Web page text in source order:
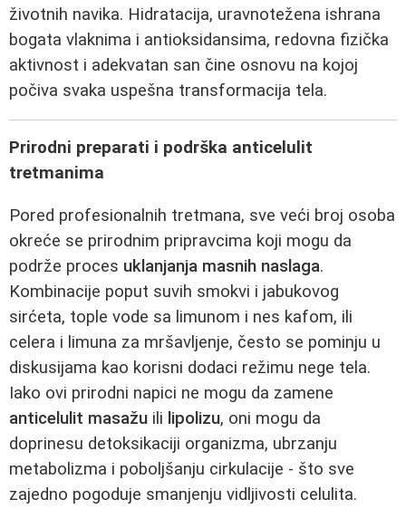
životnih navika. Hidratacija, uravnotežena ishrana
bogata vlaknima i antioksidansima, redovna fizička
aktivnost i adekvatan san čine osnovu na kojoj
počiva svaka uspešna transformacija tela.
Prirodni preparati i podrška anticelulit
tretmanima
Pored profesionalnih tretmana, sve veći broj osoba
okreće se prirodnim pripravcima koji mogu da
podrže proces uklanjanja masnih naslaga.
Kombinacije poput suvih smokvi i jabukovog
sirćeta, tople vode sa limunom i nes kafom, ili
celera i limuna za mršavljenje, često se pominju u
diskusijama kao korisni dodaci režimu nege tela.
Iako ovi prirodni napici ne mogu da zamene
anticelulit masažu ili lipolizu, oni mogu da
doprinesu detoksikaciji organizma, ubrzanju
metabolizma i poboljšanju cirkulacije - što sve
zajedno pogoduje smanjenju vidljivosti celulita.